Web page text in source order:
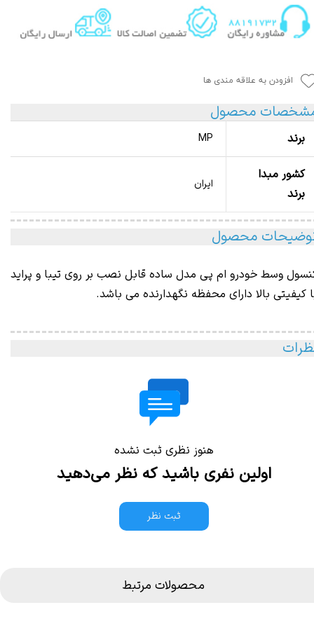
افزودن به علاقه مندی ها
محصول
برند MP
کشور مبدا
برند
ایران
محصول
وسط خودرو ام پی مدل ساده قابل نصب بر روی تیبا و پراید
کیفیتی بالا دارای محفظه نگهدارنده می باشد.
هنوز نظری ثبت نشده
اولین نفری باشید که نظر می‌دهید
ثبت نظر
محصولات مرتبط